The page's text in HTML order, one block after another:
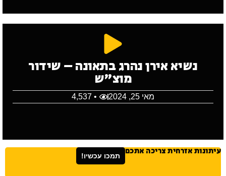
נשיא אירן נהרג בתאונה – שידור
מוצ"ש
מאי 25, 2024 • 4,537
עיתונות אזרחית צריכה אתכם תמכו עכשיו!